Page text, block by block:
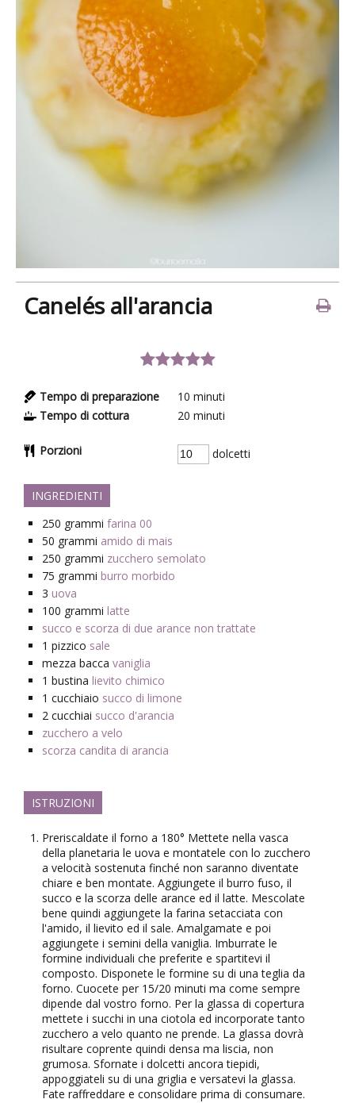
Canelés all'arancia
Tempo di preparazione 10 minuti
Tempo di cottura
20 minuti
Porzioni dolcetti
INGREDIENTI
250 grammi farina 00
50 grammi amido di mais
250 grammi zucchero semolato
75 grammi burro morbido
3 uova
100 grammi latte
succo e scorza di due arance non trattate
1 pizzico sale
mezza bacca vaniglia
1 bustina lievito chimico
1 cucchiaio succo di limone
2 cucchiai succo d'arancia
zucchero a velo
scorza candita di arancia
ISTRUZIONI
Preriscaldate il forno a 180° Mettete nella vasca
della planetaria le uova e montatele con lo zucchero
a velocità sostenuta finché non saranno diventate
chiare e ben montate. Aggiungete il burro fuso, il
succo e la scorza delle arance ed il latte. Mescolate
bene quindi aggiungete la farina setacciata con
l'amido, il lievito ed il sale. Amalgamate e poi
aggiungete i semini della vaniglia. Imburrate le
formine individuali che preferite e spartitevi il
composto. Disponete le formine su di una teglia da
forno. Cuocete per 15/20 minuti ma come sempre
dipende dal vostro forno. Per la glassa di copertura
mettete i succhi in una ciotola ed incorporate tanto
zucchero a velo quanto ne prende. La glassa dovrà
risultare coprente quindi densa ma liscia, non
grumosa. Sfornate i dolcetti ancora tiepidi,
appoggiateli su di una griglia e versatevi la glassa.
Fate raffreddare e consolidare prima di consumare.